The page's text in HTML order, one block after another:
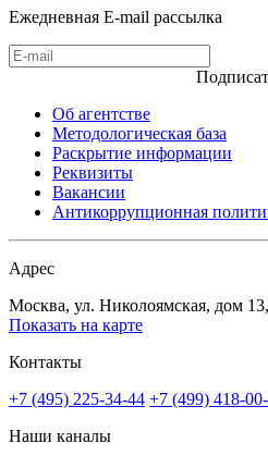
Ежедневная E-mail рассылка
Об агентстве
Методологическая база
Раскрытие информации
Реквизиты
Вакансии
Антикоррупционная
Адрес
Москва, ул. Николоямская, дом
Показать на карте
Контакты
+7 (495) 225-34-44 +7 (499) 418-00-
Наши каналы